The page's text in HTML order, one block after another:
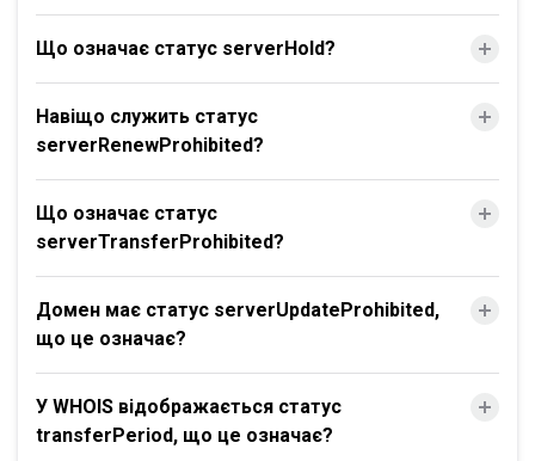
Що означає статус serverHold?
Навіщо служить статус
serverRenewProhibited?
Що означає статус
serverTransferProhibited?
Домен має статус serverUpdateProhibited,
що це означає?
У WHOIS відображається статус
transferPeriod, що це означає?